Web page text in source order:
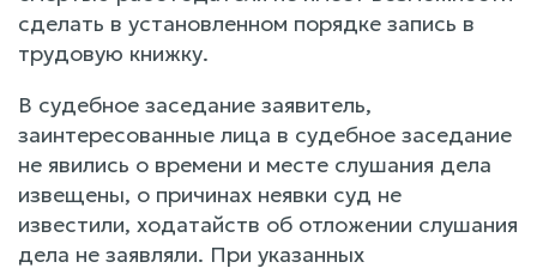
сделать в установленном порядке запись в
трудовую книжку.
В судебное заседание заявитель,
заинтересованные лица в судебное заседание
не явились о времени и месте слушания дела
извещены, о причинах неявки суд не
известили, ходатайств об отложении слушания
дела не заявляли. При указанных